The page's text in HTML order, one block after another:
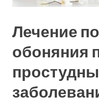
Лечение
обоняния